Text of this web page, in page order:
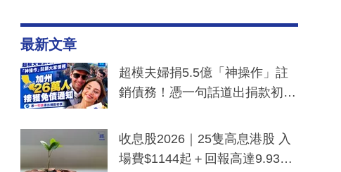
最新文章
超模夫婦捐5.5億「神操作」註
銷債務！憑一句話道出捐款初
一度被誤當詐騙手段
收息股2026｜25隻高息港股 入
場費$1144起＋回報高達9.93